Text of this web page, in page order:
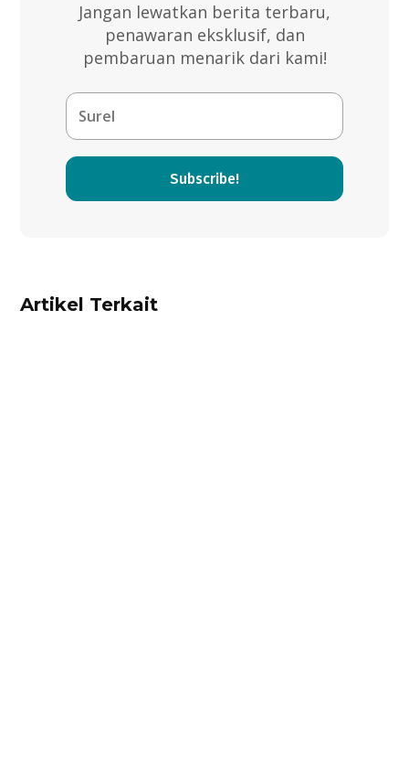
Jangan lewatkan berita terbaru,
penawaran eksklusif, dan
pembaruan menarik dari kami!
Subscribe!
Artikel Terkait